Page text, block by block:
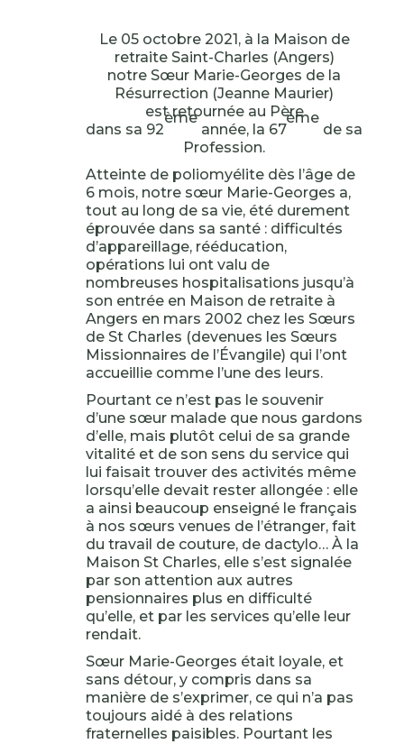
Le 05 octobre 2021, à la Maison de
retraite Saint-Charles (Angers)
notre Sœur Marie-Georges de la
Résurrection (Jeanne Maurier)
est retournée au Père
dans sa 92
ème
année, la 67
ème
de sa
Profession.
Atteinte de poliomyélite dès l’âge de
6 mois, notre sœur Marie-Georges a,
tout au long de sa vie, été durement
éprouvée dans sa santé : difficultés
d’appareillage, rééducation,
opérations lui ont valu de
nombreuses hospitalisations jusqu’à
son entrée en Maison de retraite à
Angers en mars 2002 chez les Sœurs
de St Charles (devenues les Sœurs
Missionnaires de l’Évangile) qui l’ont
accueillie comme l’une des leurs.
Pourtant ce n’est pas le souvenir
d’une sœur malade que nous gardons
d’elle, mais plutôt celui de sa grande
vitalité et de son sens du service qui
lui faisait trouver des activités même
lorsqu’elle devait rester allongée : elle
a ainsi beaucoup enseigné le français
à nos sœurs venues de l’étranger, fait
du travail de couture, de dactylo… À la
Maison St Charles, elle s’est signalée
par son attention aux autres
pensionnaires plus en difficulté
qu’elle, et par les services qu’elle leur
rendait.
Sœur Marie-Georges était loyale, et
sans détour, y compris dans sa
manière de s’exprimer, ce qui n’a pas
toujours aidé à des relations
fraternelles paisibles. Pourtant les